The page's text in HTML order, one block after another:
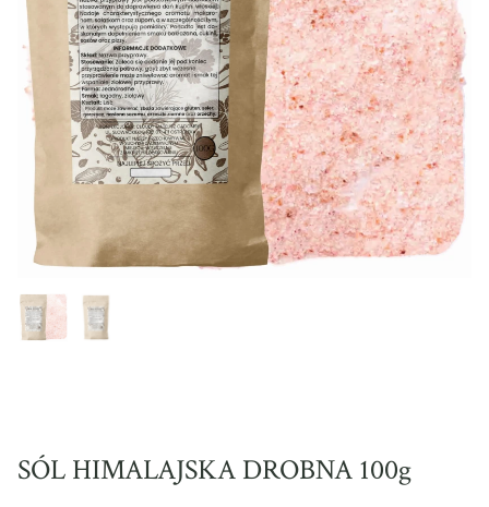
SÓL HIMALAJSKA DROBNA 100g